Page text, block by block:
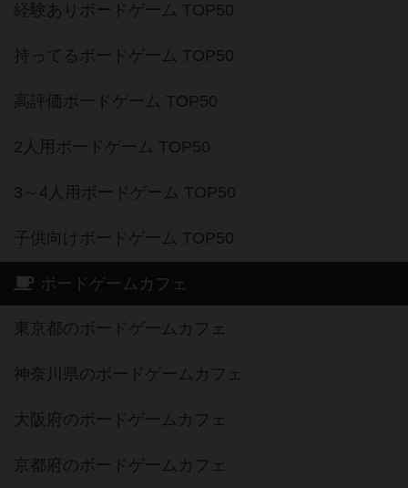
経験ありボードゲーム TOP50
持ってるボードゲーム TOP50
高評価ボードゲーム TOP50
2人用ボードゲーム TOP50
3～4人用ボードゲーム TOP50
子供向けボードゲーム TOP50
ボードゲームカフェ
東京都のボードゲームカフェ
神奈川県のボードゲームカフェ
大阪府のボードゲームカフェ
京都府のボードゲームカフェ